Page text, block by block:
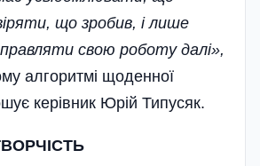
що зробив, і лише
свою роботу далі»,
алгоритмі щоденної
керівник Юрій Типусяк.